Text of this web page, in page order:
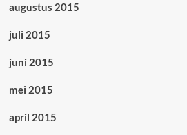
augustus 2015
juli 2015
juni 2015
mei 2015
april 2015